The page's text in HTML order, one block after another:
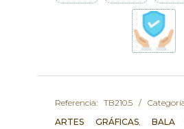
Referencia: TB210.5
ARTES GRÁFICAS,